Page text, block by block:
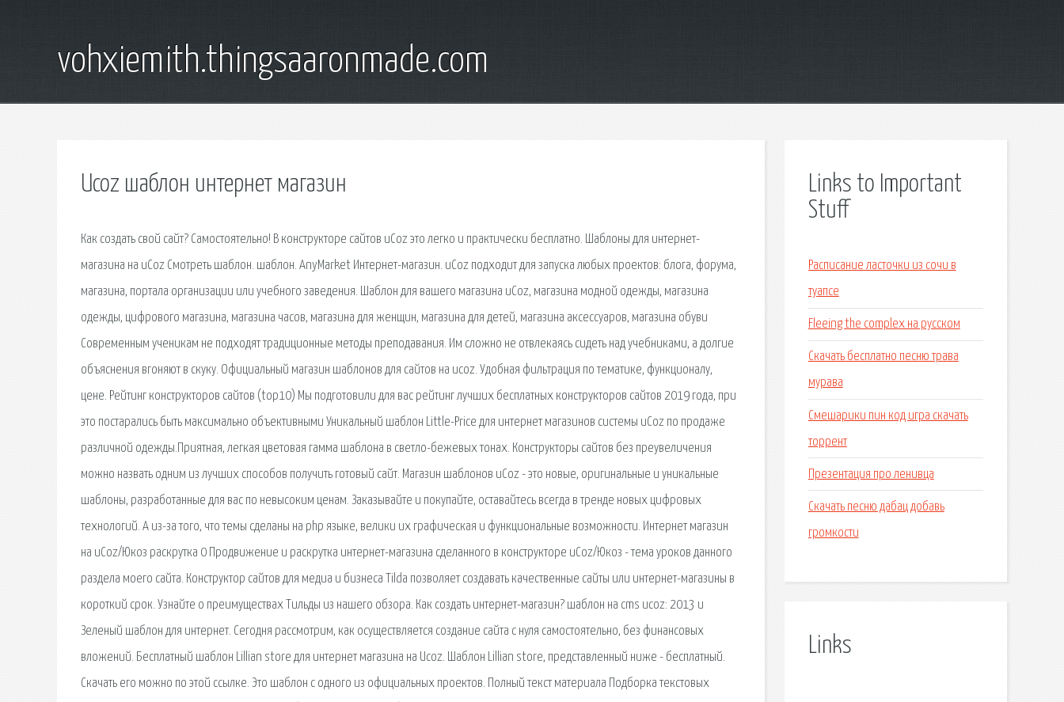
vohxiemith.thingsaaronmade.com
Ucoz шаблон интернет магазин
Как создать свой сайт? Самостоятельно! В конструкторе сайтов uCoz это легко и практически бесплатно. Шаблоны для интернет-
магазина на uCoz Смотреть шаблон. шаблон. AnyMarket Интернет-магазин. uCoz подходит для запуска любых проектов: блога, форума,
магазина, портала организации или учебного заведения. Шаблон для вашего магазина uCoz, магазина модной одежды, магазина
одежды, цифрового магазина, магазина часов, магазина для женщин, магазина для детей, магазина аксессуаров, магазина обуви
Современным ученикам не подходят традиционные методы преподавания. Им сложно не отвлекаясь сидеть над учебниками, а долгие
объяснения вгоняют в скуку. Официальный магазин шаблонов для сайтов на ucoz. Удобная фильтрация по тематике, функционалу,
цене. Рейтинг конструкторов сайтов (top10) Мы подготовили для вас рейтинг лучших бесплатных конструкторов сайтов 2019 года, при
это постарались быть максимально объективными Уникальный шаблон Little-Price для интернет магазинов системы uCoz по продаже
различной одежды.Приятная, легкая цветовая гамма шаблона в светло-бежевых тонах. Конструкторы сайтов без преувеличения
можно назвать одним из лучших способов получить готовый сайт. Магазин шаблонов uCoz - это новые, оригинальные и уникальные
шаблоны, разработанные для вас по невысоким ценам. Заказывайте и покупайте, оставайтесь всегда в тренде новых цифровых
технологий. А из-за того, что темы сделаны на php языке, велики их графическая и функциональные возможности. Интернет магазин
на uCoz/Юкоз раскрутка 0 Продвижение и раскрутка интернет-магазина сделанного в конструкторе uCoz/Юкоз - тема уроков данного
раздела моего сайта. Конструктор сайтов для медиа и бизнеса Tilda позволяет создавать качественные сайты или интернет-магазины в
короткий срок. Узнайте о преимуществах Тильды из нашего обзора. Как создать интернет-магазин? шаблон на cms ucoz: 2013 и
Зеленый шаблон для интернет. Сегодня рассмотрим, как осуществляется создание сайта с нуля самостоятельно, без финансовых
вложений. Бесплатный шаблон Lillian store для интернет магазина на Ucoz. Шаблон Lillian store, представленный ниже - бесплатный.
Скачать его можно по этой ссылке. Это шаблон с одного из официальных проектов. Полный текст материала Подборка текстовых
Links to Important
Stuff
Расписание ласточки из сочи в
туапсе
Fleeing the complex на русском
Скачать бесплатно песню трава
мурава
Смешарики пин код игра скачать
торрент
Презентация про ленивца
Скачать песню дабац добавь
громкости
Links